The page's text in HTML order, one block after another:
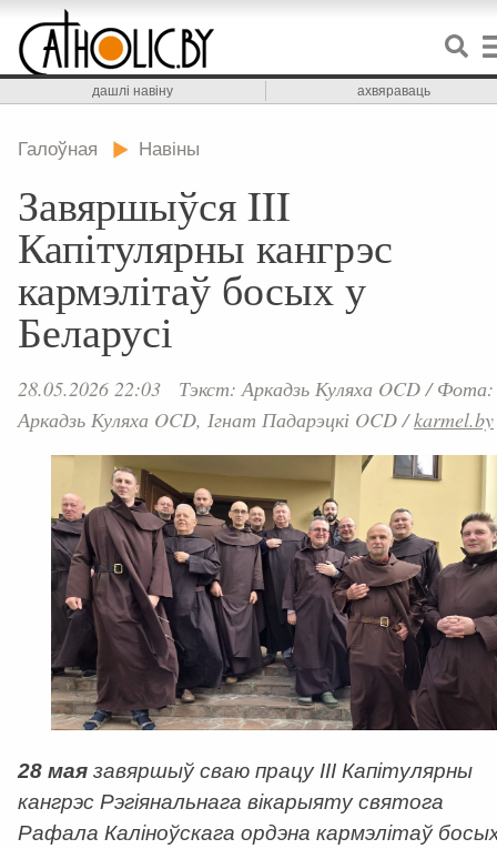
дашлі навіну ахвяраваць
Галоўная Навіны
Завяршыўся III
Капітулярны кангрэс
кармэлітаў босых у
Беларусі
28.05.2026 22:03 Тэкст: Аркадзь Куляха OCD/Фота:
Аркадзь Куляха OCD, Ігнат Падарэцкі OCD/karmel.by
28 мая завяршыў сваю працу ІІІ Капітулярны
кангрэс Рэгіянальнага вікарыяту святога
Рафала Каліноўскага ордэна кармэлітаў